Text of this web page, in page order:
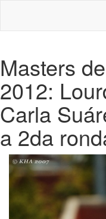
Masters
2012:
Carla
a 2da